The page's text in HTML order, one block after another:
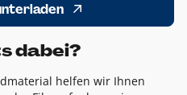
dabei?
helfen wir Ihnen